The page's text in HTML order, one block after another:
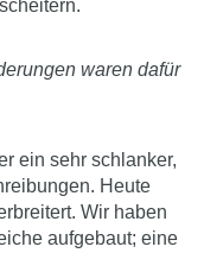
waren dafür
ein sehr schlanker,
Heute
Wir haben
aufgebaut; eine